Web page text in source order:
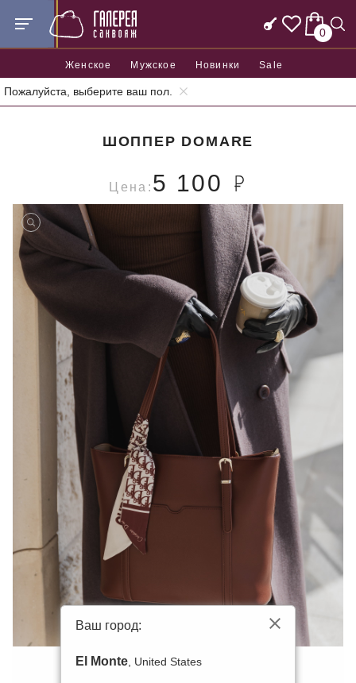
0
Женское Мужское Новинки Sale
Пожалуйста, выберите ваш пол.
Главная Женские сумки Шопперы
ШОППЕР DOMARE
Цена: 5 100
Ваш город:
El Monte , United States